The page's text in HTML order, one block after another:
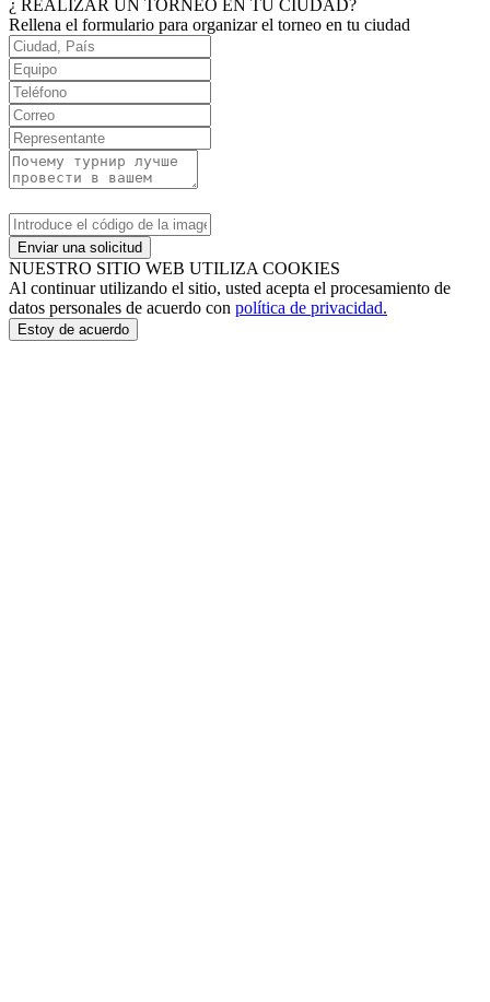
¿ REALIZAR UN TORNEO EN TU CIUDAD?
Rellena el formulario para organizar el torneo en tu ciudad
Enviar una solicitud
NUESTRO SITIO WEB UTILIZA COOKIES
Al continuar utilizando el sitio, usted acepta el procesamiento de
datos personales de acuerdo con política de privacidad.
Estoy de acuerdo